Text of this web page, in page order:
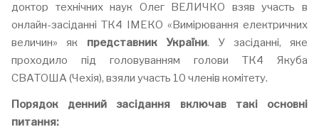
доктор технічних наук Олег ВЕЛИЧКО взяв участь в
онлайн-засіданні ТК4 ІМЕКО «Вимірювання електричних
величин» як представник України. У засіданні, яке
проходило під головуванням голови ТК4 Якуба
СВАТОША (Чехія), взяли участь 10 членів комітету.
Порядок денний засідання включав такі основні
питання: